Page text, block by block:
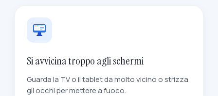
Si avvicina troppo agli schermi
Guarda la TV o il tablet da molto vicino o strizza
gli occhi per mettere a fuoco.